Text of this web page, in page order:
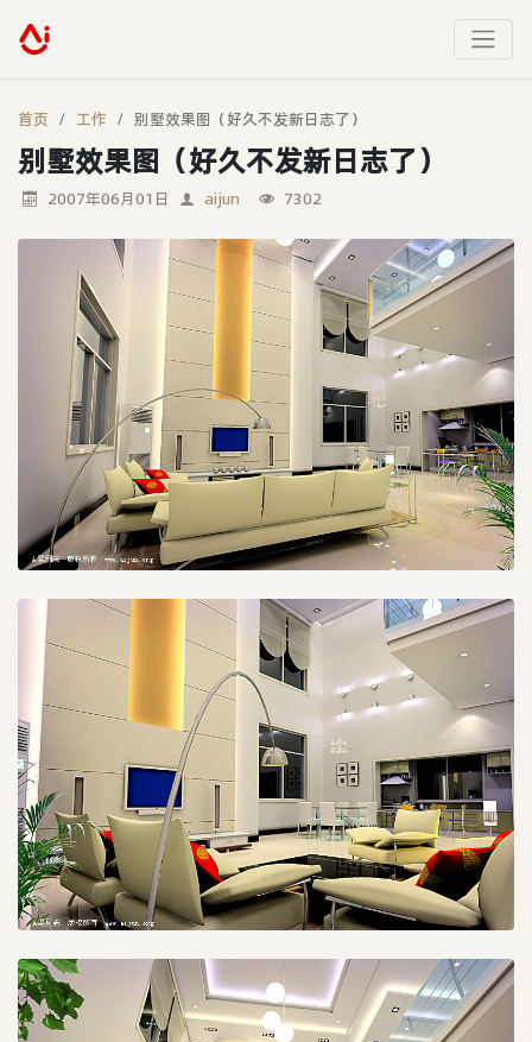
首页 工作 别墅效果图（好久不发新日志了）
别墅效果图（好久不发新日志了）
2007年06月01日 aijun 7302